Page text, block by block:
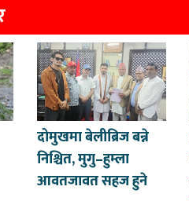
दोमुखमा बेलीब्रिज बन्ने
निश्चित, मुगु–हुम्ला
आवतजावत सहज हुने